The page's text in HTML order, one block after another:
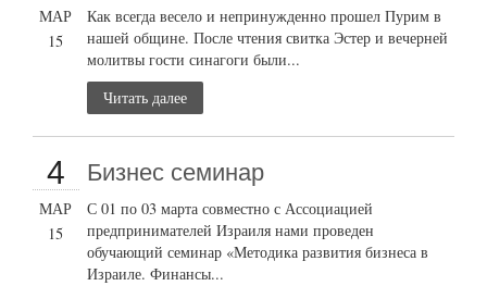
МАР
15
Как всегда весело и непринужденно прошел Пурим в
нашей общине. После чтения свитка Эстер и вечерней
молитвы гости синагоги были...
Читать далее
4
МАР
15
Бизнес семинар
С 01 по 03 марта совместно с Ассоциацией
предпринимателей Израиля нами проведен
обучающий семинар «Методика развития бизнеса в
Израиле. Финансы...